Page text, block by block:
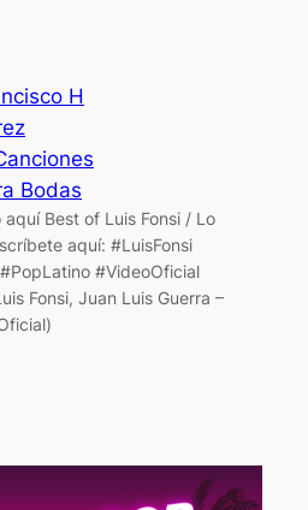
H
Bodas
Best of Luis Fonsi / Lo
aquí: #LuisFonsi
#VideoOficial
Fonsi, Juan Luis Guerra –